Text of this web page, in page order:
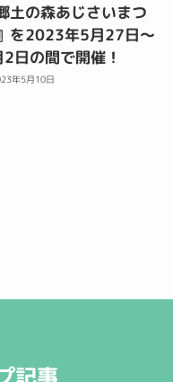
土の森あじさいまつ
を2023年5月27日～
日の間で開催！
年5月10日